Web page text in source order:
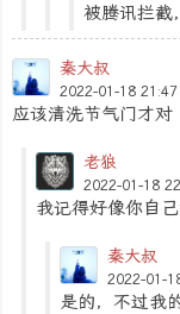
被腾讯拦截
秦大叔
2022-01-18 21:47
应该清洗节气门才对
老狼
2022-01-18
我记得好像你自己
秦大叔
2022-01-
是的，不过我